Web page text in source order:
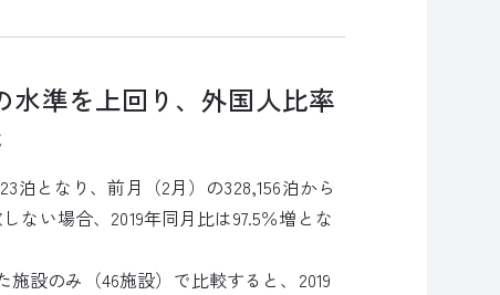
水準を上回り、外国人比率
泊となり、前月（2月）の328,156泊から
ない場合、2019年同月比は97.5％増とな
設のみ（46施設）で比較すると、2019